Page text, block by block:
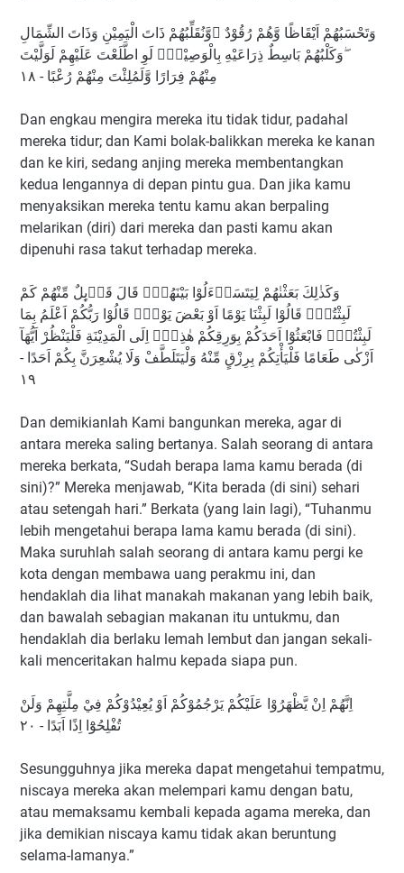
وَتَحْسَبُهُمْ اَيْقَاظًا وَّهُمْ رُقُوْدٌ ۖوَّنُقَلِّبُهُمْ ذَاتَ الْيَمِيْنِ وَذَاتَ الشِّمَالِ
ۖوَكَلْبُهُمْ بَاسِطٌ ذِرَاعَيْهِ بِالْوَصِيْدِۗ لَوِ اطَّلَعْتَ عَلَيْهِمْ لَوَلَّيْتَ
مِنْهُمْ فِرَارًا وَّلَمُلِئْتَ مِنْهُمْ رُعْبًا - ١٨
Dan engkau mengira mereka itu tidak tidur, padahal
mereka tidur; dan Kami bolak-balikkan mereka ke kanan
dan ke kiri, sedang anjing mereka membentangkan
kedua lengannya di depan pintu gua. Dan jika kamu
menyaksikan mereka tentu kamu akan berpaling
melarikan (diri) dari mereka dan pasti kamu akan
dipenuhi rasa takut terhadap mereka.
وَكَذٰلِكَ بَعَثْنٰهُمْ لِيَتَسَاۤءَلُوْا بَيْنَهُمْۗ قَالَ قَاۤىِٕلٌ مِّنْهُمْ كَمْ
لَبِثْتُمْۗ قَالُوْا لَبِثْنَا يَوْمًا اَوْ بَعْضَ يَوْمٍۗ قَالُوْا رَبُّكُمْ اَعْلَمُ بِمَا
لَبِثْتُمْۗ فَابْعَثُوْٓا اَحَدَكُمْ بِوَرِقِكُمْ هٰذِهٖٓ اِلَى الْمَدِيْنَةِ فَلْيَنْظُرْ اَيُّهَآ
اَزْكٰى طَعَامًا فَلْيَأْتِكُمْ بِرِزْقٍ مِّنْهُ وَلْيَتَلَطَّفْ وَلَا يُشْعِرَنَّ بِكُمْ اَحَدًا -
١٩
Dan demikianlah Kami bangunkan mereka, agar di
antara mereka saling bertanya. Salah seorang di antara
mereka berkata, “Sudah berapa lama kamu berada (di
sini)?” Mereka menjawab, “Kita berada (di sini) sehari
atau setengah hari.” Berkata (yang lain lagi), “Tuhanmu
lebih mengetahui berapa lama kamu berada (di sini).
Maka suruhlah salah seorang di antara kamu pergi ke
kota dengan membawa uang perakmu ini, dan
hendaklah dia lihat manakah makanan yang lebih baik,
dan bawalah sebagian makanan itu untukmu, dan
hendaklah dia berlaku lemah lembut dan jangan sekali-
kali menceritakan halmu kepada siapa pun.
اِنَّهُمْ اِنْ يَّظْهَرُوْا عَلَيْكُمْ يَرْجُمُوْكُمْ اَوْ يُعِيْدُوْكُمْ فِيْ مِلَّتِهِمْ وَلَنْ
تُفْلِحُوْٓا اِذًا اَبَدًا - ٢٠
Sesungguhnya jika mereka dapat mengetahui tempatmu,
niscaya mereka akan melempari kamu dengan batu,
atau memaksamu kembali kepada agama mereka, dan
jika demikian niscaya kamu tidak akan beruntung
selama-lamanya.”